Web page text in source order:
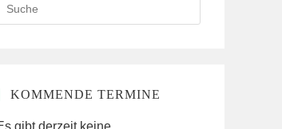
KOMMENDE TERMINE
gibt derzeit keine